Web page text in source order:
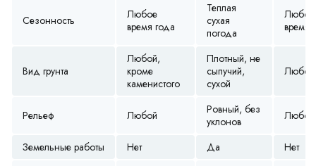
Сезонность
Любое
время года
Теплая
сухая
погода
Любое
время
Вид грунта
Любой,
кроме
каменистого
Плотный, не
сыпучий,
сухой
Любой
Рельеф Любой
Ровный, без
уклонов
Любой
Земельные работы Нет Да Нет